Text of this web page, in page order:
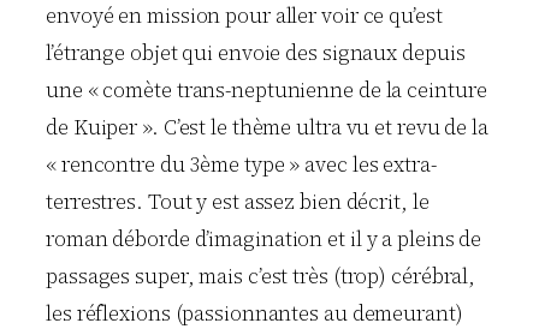
envoyé en mission pour aller voir ce qu’est
l’étrange objet qui envoie des signaux depuis
une « comète trans-neptunienne de la ceinture
de Kuiper ». C’est le thème ultra vu et revu de la
« rencontre du 3ème type » avec les extra-
terrestres. Tout y est assez bien décrit, le
roman déborde d’imagination et il y a pleins de
passages super, mais c’est très (trop) cérébral,
les réflexions (passionnantes au demeurant)